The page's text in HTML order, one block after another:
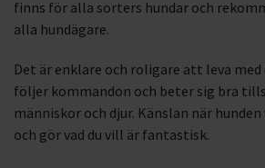
finns för alla sorters hundar och
alla hundägare.
Det är enklare och roligare att leva
följer kommandon och beter sig bra
människor och djur. Känslan när
och gör vad du vill är fantastisk.